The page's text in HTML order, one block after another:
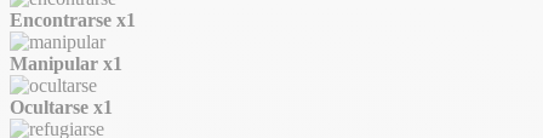
Encontrarse x1
Manipular x1
Ocultarse x1